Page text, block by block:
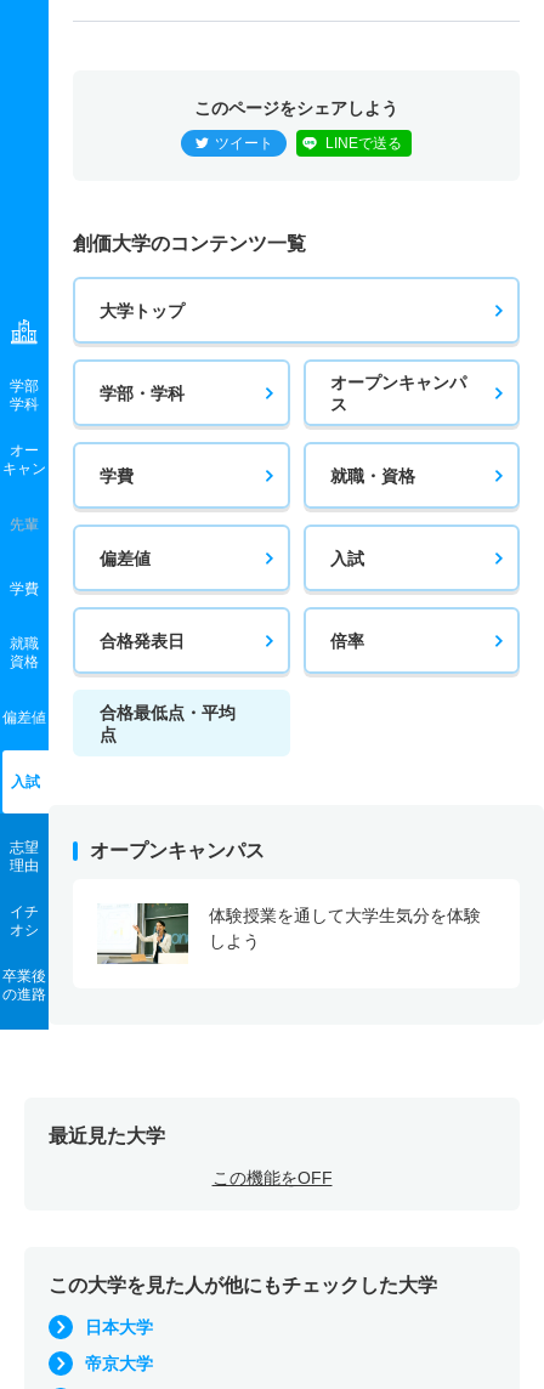
学部
学科
オー
キャン
先輩
学費
就職
資格
偏差値
入試
志望
理由
イチ
オシ
卒業後
の進路
このページをシェアしよう
ツイート LINEで送る
創価大学のコンテンツ一覧
大学トップ
学部・学科
オープンキャンパ
ス
学費 就職・資格
偏差値 入試
合格発表日 倍率
合格最低点・平均
点
オープンキャンパス
体験授業を通して大学生気分を体験
しよう
最近見た大学
この機能をOFF
この大学を見た人が他にもチェックした大学
日本大学
帝京大学